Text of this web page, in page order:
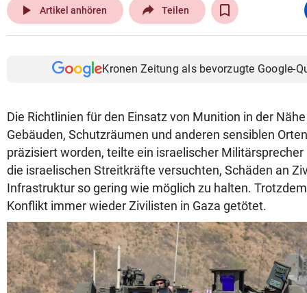
play_arrow Artikel anhören Teilen
Kronen Zeitung als bevorzugte Google-
Die Richtlinien für den Einsatz von Munition in der
Gebäuden, Schutzräumen und anderen sensiblen
präzisiert worden, teilte ein israelischer
die israelischen Streitkräfte versuchten, Schäden an
Infrastruktur so gering wie möglich zu halten.
Konflikt immer wieder Zivilisten in Gaza getötet.